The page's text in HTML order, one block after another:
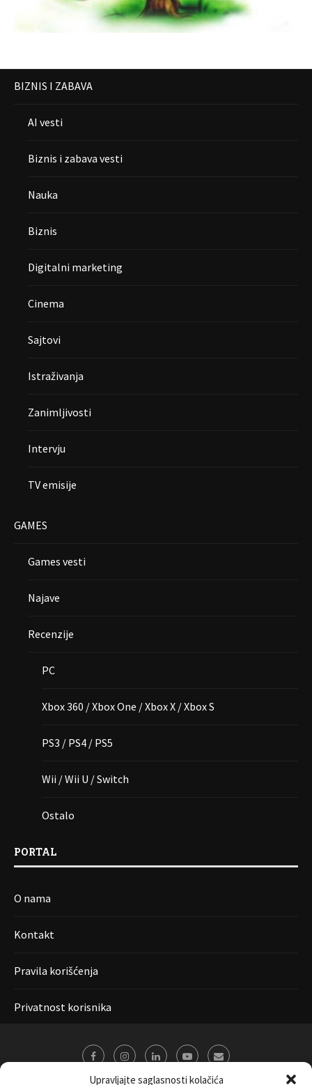
Upravljajte saglasnosti kolačića
BIZNIS I ZABAVA
AI vesti
Biznis i zabava vesti
Nauka
Biznis
Digitalni marketing
Cinema
Sajtovi
Istraživanja
Zanimljivosti
Intervju
TV emisije
GAMES
Games vesti
Najave
Recenzije
PC
Xbox 360 / Xbox One / Xbox X / Xbox S
PS3 / PS4 / PS5
Wii / Wii U / Switch
Ostalo
PORTAL
O nama
Kontakt
Pravila korišćenja
Privatnost korisnika